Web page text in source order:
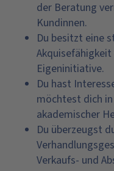
der Beratung
Kundinnen.
Du besitzt eine
Eigeninitiative.
Du hast
möchtest dich
akademischer
Du überzeugst
Verkaufs- und